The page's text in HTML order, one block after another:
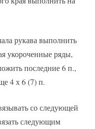
рукава выполнить
укороченные ряды,
последние 6 п.,
4 х 6 (7) п.
со следующей
следующим